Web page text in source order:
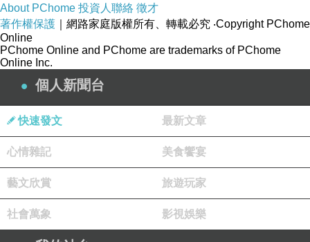
About PChome 投資人聯絡 徵才
著作權保護 ｜網路家庭版權所有、轉載必究 ‧Copyright PChome
Online
PChome Online and PChome are trademarks of PChome
Online Inc.
個人新聞台
快速發文 最新文章
心情雜記 美食饗宴
藝文欣賞 旅遊玩家
社會萬象 影視娛樂